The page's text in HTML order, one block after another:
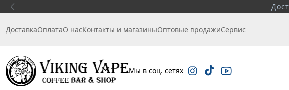
Продукция,
ДоставкаОплатаО насКонтакты и магазиныОптовые продажиСервис
Мы в соц. сетях